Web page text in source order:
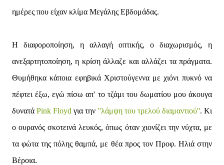
ημέρες που είχαν κλίμα Μεγάλης Εβδομάδας.
Η διαφοροποίηση, η αλλαγή οπτικής, ο διαχωρισμός, η
ανεξαρτητοποίηση, η κρίση άλλαζε και αλλάζει τα πράγματα.
Θυμήθηκα κάποια εφηβικά Χριστούγεννα με χιόνι πυκνό να
πέφτει έξω, εγώ πίσω απ' το τζάμι του δωματίου μου άκουγα
δυνατάPink Floyd για την ''λάμψη του τρελού διαμαντιού''. Κι
ο ουρανός σκοτεινά λευκός, όπως όταν χιονίζει την νύχτα, με
τα φώτα της πόλης θαμπά, με θέα προς τον Προφ. Ηλιά στην
Βέροια.